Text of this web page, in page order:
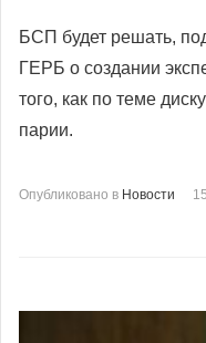
БСП будет решать,
ГЕРБ о создании
того, как по теме
парии.
Опубликовано в Новости